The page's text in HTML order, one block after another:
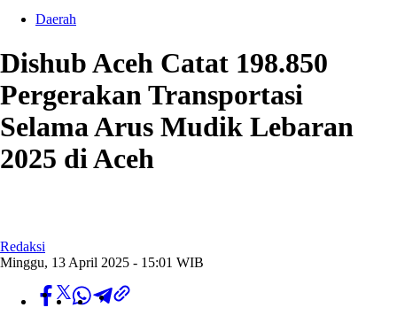
Daerah
Dishub Aceh Catat 198.850
Pergerakan Transportasi
Selama Arus Mudik Lebaran
2025 di Aceh
Redaksi
Minggu, 13 April 2025 - 15:01 WIB